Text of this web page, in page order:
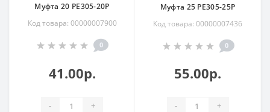
Муфта 20 РЕ305-20Р
Код товара: 00000007900
0
41.00р.
- +
Муфта 25 РЕ305-25Р
Код товара: 00000007436
0
55.00р.
- +